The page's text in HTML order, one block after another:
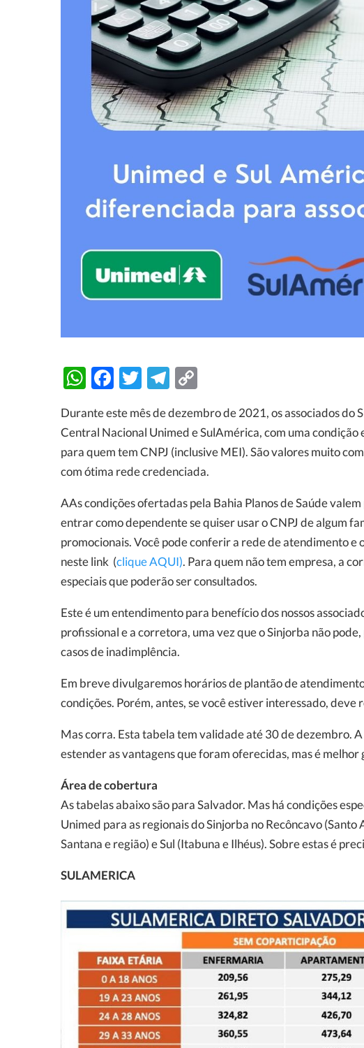
WhatsApp
Facebook
TwitterTelegram
Durante este mês de dezembro de 2021, os associados do
Central Nacional Unimed e SulAmérica, com uma condição
para quem tem CNPJ (inclusive MEI). São valores muito
com ótima rede credenciada.
AAs condições ofertadas pela Bahia Planos de Saúde
entrar como dependente se quiser usar o CNPJ de algum
promocionais. Você pode conferir a rede de atendimento e
neste link (clique AQUI). Para quem não tem empresa, a
especiais que poderão ser consultados.
Este é um entendimento para benefício dos nossos
profissional e a corretora, uma vez que o Sinjorba não
casos de inadimplência.
Em breve divulgaremos horários de plantão de
condições. Porém, antes, se você estiver interessado,
Mas corra. Esta tabela tem validade até 30 de dezembro.
estender as vantagens que foram oferecidas, mas é
Área de cobertura
As tabelas abaixo são para Salvador. Mas há condições
Unimed para as regionais do Sinjorba no Recôncavo
Santana e região) e Sul (Itabuna e Ilhéus). Sobre estas é
SULAMERICA